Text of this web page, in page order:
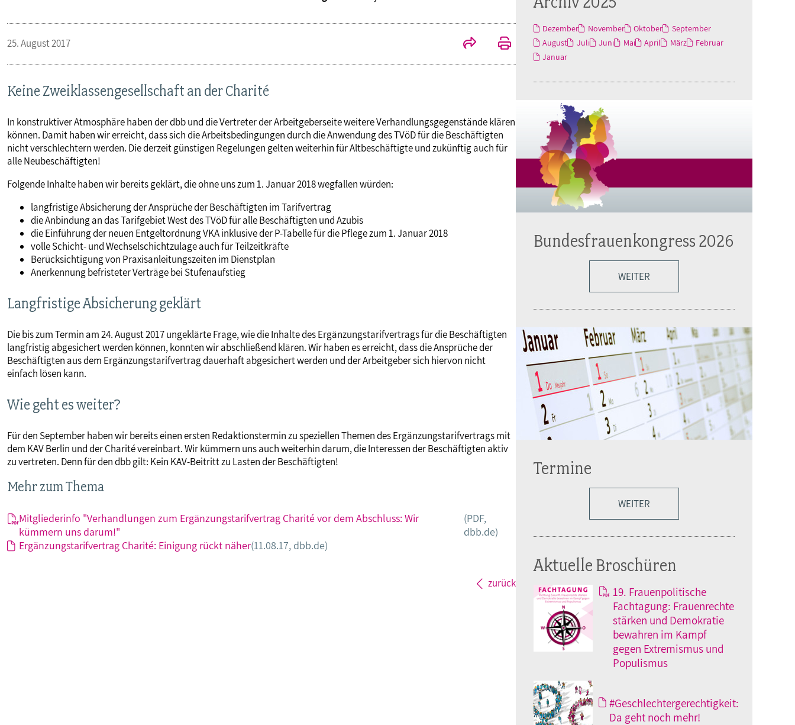
Mitgliedsgewerkschaften
Kooperationen
Alterssicherung
Bildung
Gender Budgeting
Europa
Stellungnahmen
Digitalisierung
Frauenrecht kompakt
PUBLIKATIONEN
TERMINE & VERANSTALTUNGEN
Seminare
MITGLIEDSCHAFT & SERVICE
Akademie
Verlag
25. August 2017
Keine Zweiklassengesellschaft an der Charité
In konstruktiver Atmosphäre haben der dbb und die Vertreter der Arbeitgeberseite weitere Verhandlungsgegenstände klären
können. Damit haben wir erreicht, dass sich die Arbeitsbedingungen durch die Anwendung des TVöD für die Beschäftigten
nicht verschlechtern werden. Die derzeit günstigen Regelungen gelten weiterhin für Altbeschäftigte und zukünftig auch für
alle Neubeschäftigten!
Folgende Inhalte haben wir bereits geklärt, die ohne uns zum 1. Januar 2018 wegfallen würden:
langfristige Absicherung der Ansprüche der Beschäftigten im Tarifvertrag
die Anbindung an das Tarifgebiet West des TVöD für alle Beschäftigten und Azubis
die Einführung der neuen Entgeltordnung VKA inklusive der P-Tabelle für die Pflege zum 1. Januar 2018
volle Schicht- und Wechselschichtzulage auch für Teilzeitkräfte
Berücksichtigung von Praxisanleitungszeiten im Dienstplan
Anerkennung befristeter Verträge bei Stufenaufstieg
Langfristige Absicherung geklärt
Die bis zum Termin am 24. August 2017 ungeklärte Frage, wie die Inhalte des Ergänzungstarifvertrags für die Beschäftigten
langfristig abgesichert werden können, konnten wir abschließend klären. Wir haben es erreicht, dass die Ansprüche der
Beschäftigten aus dem Ergänzungstarifvertrag dauerhaft abgesichert werden und der Arbeitgeber sich hiervon nicht
einfach lösen kann.
Wie geht es weiter?
Für den September haben wir bereits einen ersten Redaktionstermin zu speziellen Themen des Ergänzungstarifvertrags mit
dem KAV Berlin und der Charité vereinbart. Wir kümmern uns auch weiterhin darum, die Interessen der Beschäftigten aktiv
zu vertreten. Denn für den dbb gilt: Kein KAV-Beitritt zu Lasten der Beschäftigten!
Mehr zum Thema
Mitgliederinfo "Verhandlungen zum Ergänzungstarifvertrag Charité vor dem Abschluss: Wir
kümmern uns darum!"
(PDF,
dbb.de)
Ergänzungstarifvertrag Charité: Einigung rückt näher(11.08.17, dbb.de)
zurück
Dezember November Oktober
September
August
Juli Juni Mai April März
Februar
Januar
Bundesfrauenkongress 2026
WEITER
Termine
WEITER
Aktuelle Broschüren
19. Frauenpolitische
Fachtagung: Frauenrechte
stärken und Demokratie
bewahren im Kampf
gegen Extremismus und
Populismus
#Geschlechtergerechtigkeit:
Da geht noch mehr!